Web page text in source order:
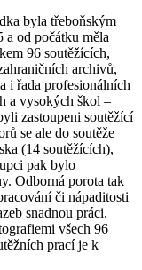
byla třeboňským
a od počátku měla
96 soutěžících,
archivů,
i řada profesionálních
a vysokých škol –
zastoupeni soutěžící
se ale do soutěže
(14 soutěžících),
pak bylo
Odborná porota tak
či nápaditosti
snadnou práci.
všech 96
prací je k